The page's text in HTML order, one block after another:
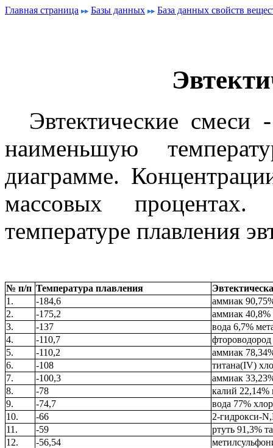
Главная страница Базы данных База данных свойств
Эвтектические
наименьшую
диаграмме.
массовых
температуре плавления
№ п/п Температура плавления
1.
-184,6
аммиак
2.
-175,2
аммиак 40,8%
3.
-137
вода 6,7%
4.
-110,7
5.
-110,2
аммиак
6.
-108
титана(IV)
7.
-100,3
аммиак
8.
-78
калий 22,14%
9.
-74,7
вода 77%
10.
-66
2-гидрокси-
11.
-59
ртуть 91,3%
12.
-56,54